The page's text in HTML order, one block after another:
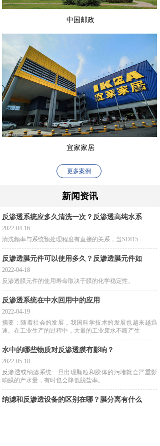
中国邮政
宜家家居
更多案例
新闻资讯
反渗透系统应多久清洗一次？反渗透高纯水系
2022-04-16
清洗频率与系统预处理程度有直接的关系，当SDI15
反渗透膜元件可以使用多久？反渗透膜元件如
2022-04-18
反渗透膜元件的使用寿命取决于膜的化学稳定性。
反渗透系统在中水回用中的应用
2022-04-19
摘要：随着社会的发展，我国科学技术的发展也越来越迅
速。在工业生产的过程中，大量的工业废水不断产生
水中的哪些物质对反渗透膜有影响？
2022-05-18
反渗透或纳滤系统一旦出现颗粒和胶体的污堵就会严重影
响膜的产水量，有时也会降低脱盐率。
纳滤和反渗透设备的区别在哪？膜分离有什么